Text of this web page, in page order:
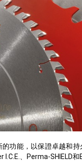
功能，以保證卓越和
I.C.E.、Perma-SHIELD